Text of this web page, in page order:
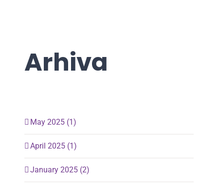
Arhiva
May 2025 (1)
April 2025 (1)
January 2025 (2)